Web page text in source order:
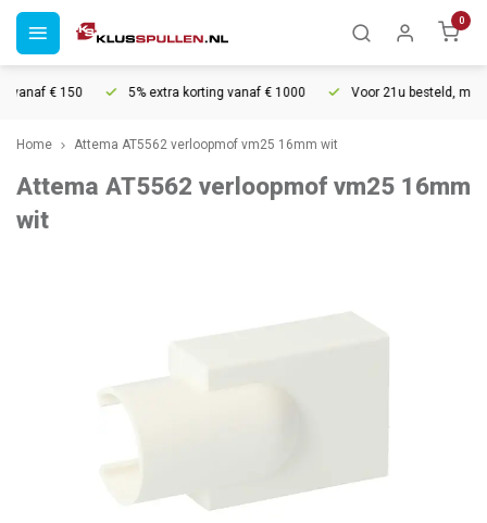
0
€ 150 5% extra korting vanaf € 1000 Voor 21u besteld,
Home Attema AT5562 verloopmof vm25 16mm wit
Attema AT5562 verloopmof vm25 16mm
wit